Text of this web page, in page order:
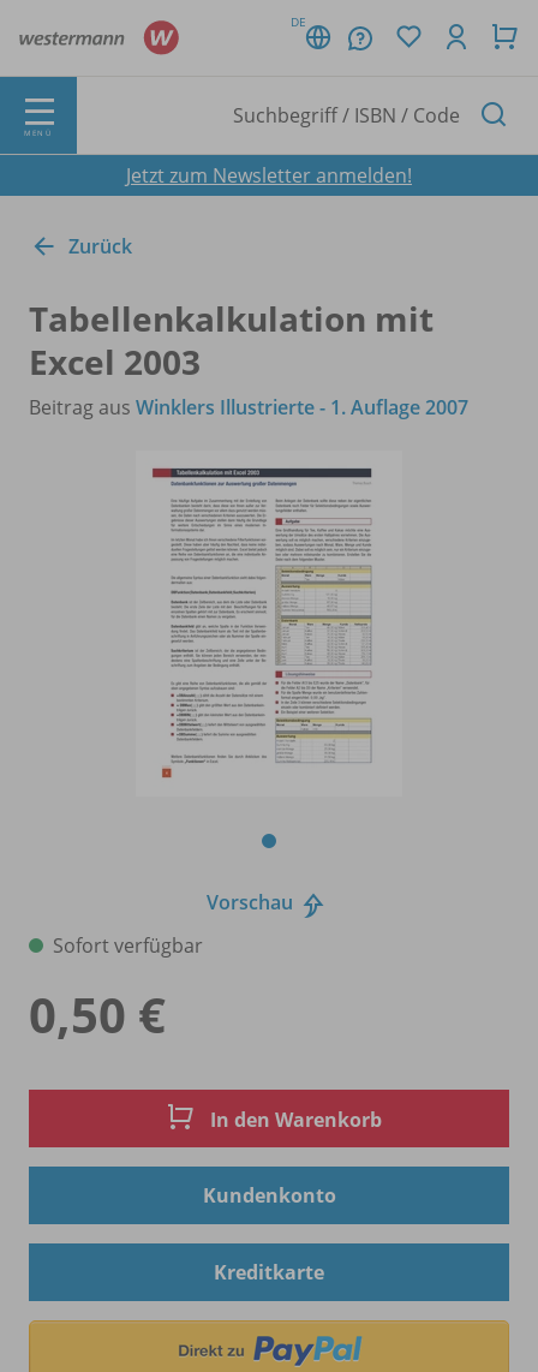
DE
MENÜ
Jetzt zum Newsletter anmelden!
Zurück
Tabellenkalkulation mit
Excel 2003
Beitrag aus Winklers Illustrierte - 1. Auflage 2007
Vorschau
Sofort verfügbar
0,50 €
In den Warenkorb
Kundenkonto
Kreditkarte